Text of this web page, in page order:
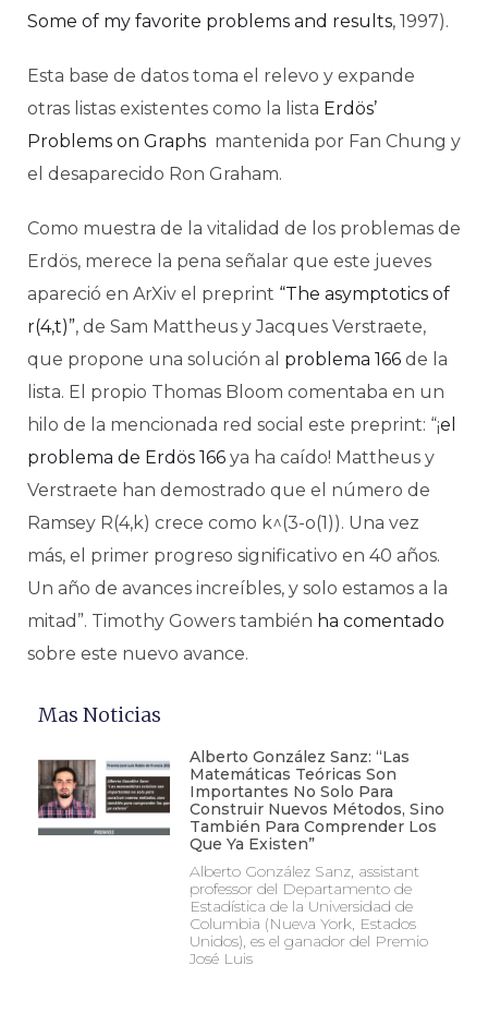
Some of my favorite problems and results, 1997).
Esta base de datos toma el relevo y expande
otras listas existentes como la lista Erdös’
Problems on Graphs mantenida por Fan Chung y
el desaparecido Ron Graham.
Como muestra de la vitalidad de los problemas de
Erdös, merece la pena señalar que este jueves
apareció en ArXiv el preprint “The asymptotics of
r(4,t)”, de Sam Mattheus y Jacques Verstraete,
que propone una solución al problema 166 de la
lista. El propio Thomas Bloom comentaba en un
hilo de la mencionada red social este preprint: “¡el
problema de Erdös 166 ya ha caído! Mattheus y
Verstraete han demostrado que el número de
Ramsey R(4,k) crece como k^(3-o(1)). Una vez
más, el primer progreso significativo en 40 años.
Un año de avances increíbles, y solo estamos a la
mitad”. Timothy Gowers también ha comentado
sobre este nuevo avance.
Mas Noticias
Alberto González Sanz: “Las
Matemáticas Teóricas Son
Importantes No Solo Para
Construir Nuevos Métodos, Sino
También Para Comprender Los
Que Ya Existen”
Alberto González Sanz, assistant
professor del Departamento de
Estadística de la Universidad de
Columbia (Nueva York, Estados
Unidos), es el ganador del Premio
José Luis